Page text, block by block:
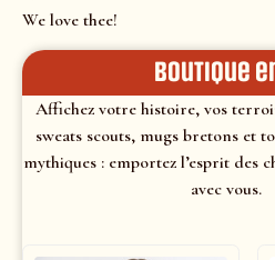
We love thee!
Boutique
Affichez votre histoire, vos
sweats scouts, mugs bretons et
mythiques : emportez l’esprit des
avec vous.